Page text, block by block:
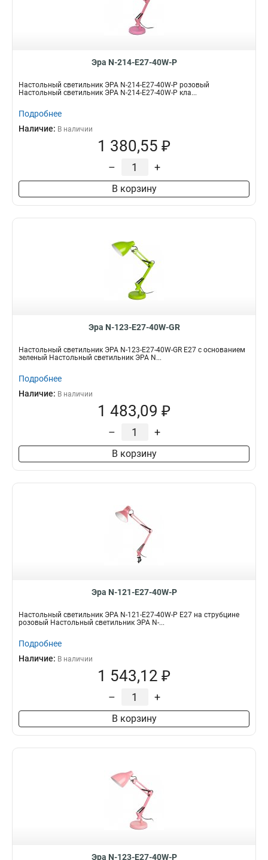
Эра N-214-E27-40W-P
Настольный светильник ЭРА N-214-E27-40W-P розовый
Настольный светильник ЭРА N-214-E27-40W-P кла...
Подробнее
Наличие: В наличии
1 380,55 ₽
– +
В корзину
Эра N-123-E27-40W-GR
Настольный светильник ЭРА N-123-E27-40W-GR Е27 с основанием
зеленый Настольный светильник ЭРА N...
Подробнее
Наличие: В наличии
1 483,09 ₽
– +
В корзину
Эра N-121-E27-40W-P
Настольный светильник ЭРА N-121-E27-40W-P Е27 на струбцине
розовый Настольный светильник ЭРА N-...
Подробнее
Наличие: В наличии
1 543,12 ₽
– +
В корзину
Эра N-123-E27-40W-P